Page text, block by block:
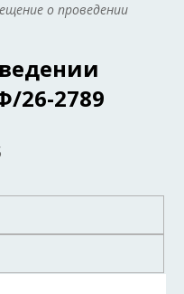
о проведении
26-2789